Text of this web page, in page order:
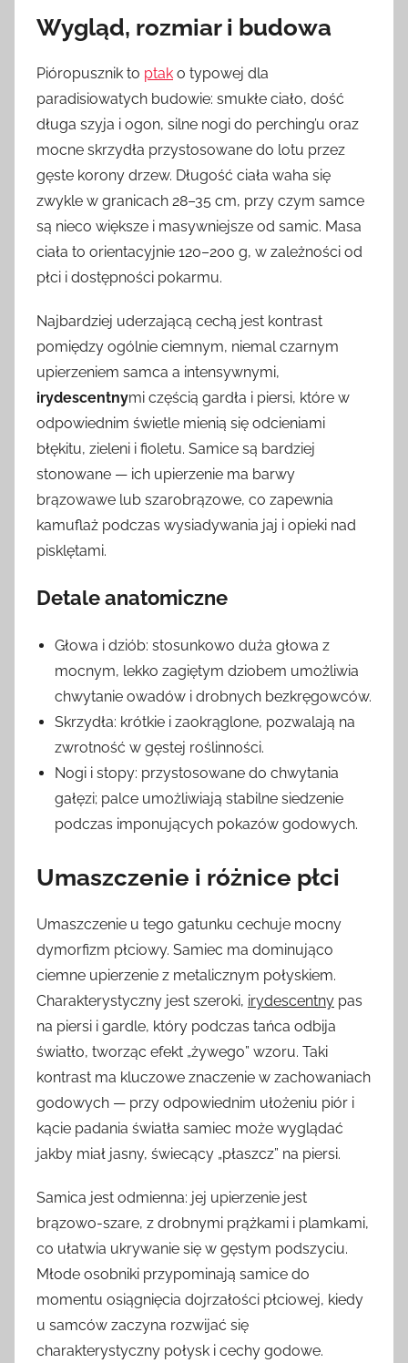
Wygląd, rozmiar i budowa
Pióropusznik to ptak o typowej dla
paradisiowatych budowie: smukłe ciało, dość
długa szyja i ogon, silne nogi do perching’u oraz
mocne skrzydła przystosowane do lotu przez
gęste korony drzew. Długość ciała waha się
zwykle w granicach 28–35 cm, przy czym samce
są nieco większe i masywniejsze od samic. Masa
ciała to orientacyjnie 120–200 g, w zależności od
płci i dostępności pokarmu.
Najbardziej uderzającą cechą jest kontrast
pomiędzy ogólnie ciemnym, niemal czarnym
upierzeniem samca a intensywnymi,
irydescentnymi częścią gardła i piersi, które w
odpowiednim świetle mienią się odcieniami
błękitu, zieleni i fioletu. Samice są bardziej
stonowane — ich upierzenie ma barwy
brązowawe lub szarobrązowe, co zapewnia
kamuflaż podczas wysiadywania jaj i opieki nad
pisklętami.
Detale anatomiczne
Głowa i dziób: stosunkowo duża głowa z
mocnym, lekko zagiętym dziobem umożliwia
chwytanie owadów i drobnych bezkręgowców.
Skrzydła: krótkie i zaokrąglone, pozwalają na
zwrotność w gęstej roślinności.
Nogi i stopy: przystosowane do chwytania
gałęzi; palce umożliwiają stabilne siedzenie
podczas imponujących pokazów godowych.
Umaszczenie i różnice płci
Umaszczenie u tego gatunku cechuje mocny
dymorfizm płciowy. Samiec ma dominująco
ciemne upierzenie z metalicznym połyskiem.
Charakterystyczny jest szeroki, irydescentny pas
na piersi i gardle, który podczas tańca odbija
światło, tworząc efekt „żywego” wzoru. Taki
kontrast ma kluczowe znaczenie w zachowaniach
godowych — przy odpowiednim ułożeniu piór i
kącie padania światła samiec może wyglądać
jakby miał jasny, świecący „płaszcz” na piersi.
Samica jest odmienna: jej upierzenie jest
brązowo-szare, z drobnymi prążkami i plamkami,
co ułatwia ukrywanie się w gęstym podszyciu.
Młode osobniki przypominają samice do
momentu osiągnięcia dojrzałości płciowej, kiedy
u samców zaczyna rozwijać się
charakterystyczny połysk i cechy godowe.